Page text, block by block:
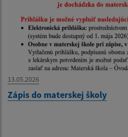
13.05.2026
Zápis do materskej školy